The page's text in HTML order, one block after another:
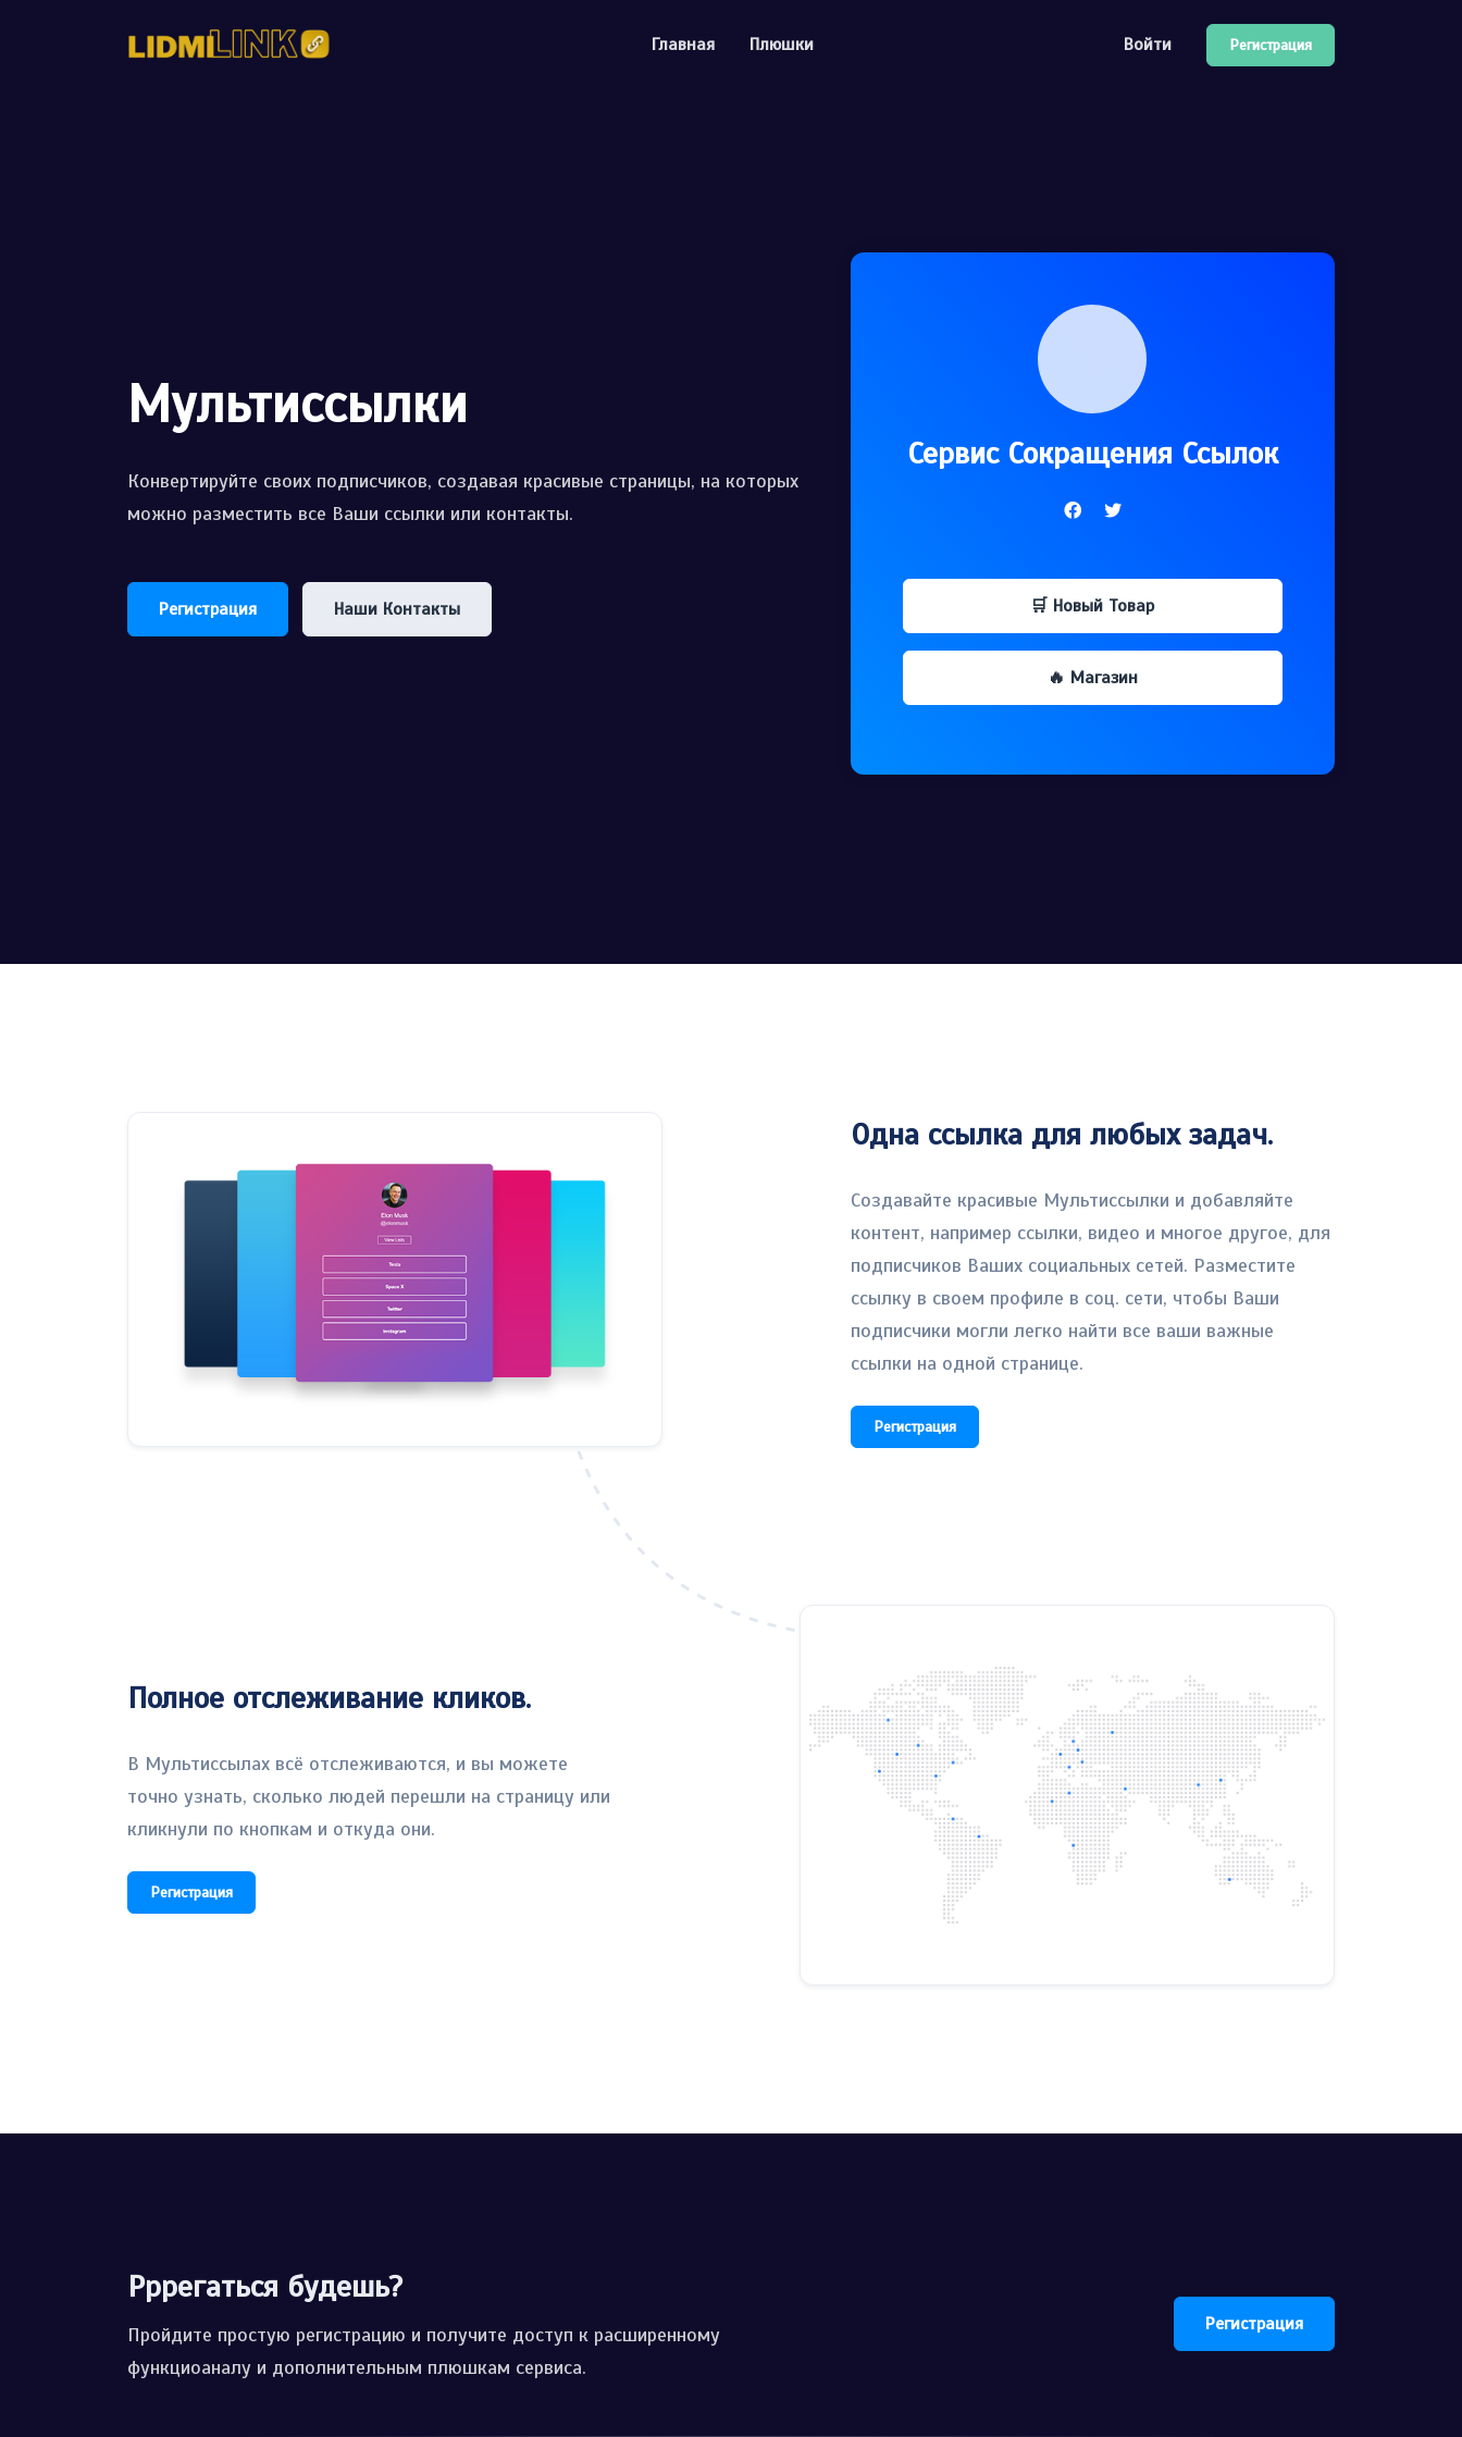
Главная Плюшки
Загляните в наш центр помощи
Войти Регистрация
Мультиссылки
Конвертируйте своих подписчиков, создавая красивые страницы, на которых
можно разместить все Ваши ссылки или контакты.
Регистрация Наши Контакты
Сервис Сокращения Ссылок
🛒 Новый Товар
🔥 Магазин
Одна ссылка для любых задач.
Создавайте красивые Мультиссылки и добавляйте
контент, например ссылки, видео и многое другое, для
подписчиков Ваших социальных сетей. Разместите
ссылку в своем профиле в соц. сети, чтобы Ваши
подписчики могли легко найти все ваши важные
ссылки на одной странице.
Регистрация
Полное отслеживание кликов.
В Мультиссылах всё отслеживаются, и вы можете
точно узнать, сколько людей перешли на страницу или
кликнули по кнопкам и откуда они.
Регистрация
Рррегаться будешь?
Пройдите простую регистрацию и получите доступ к расширенному
функциоаналу и дополнительным плюшкам сервиса.
Регистрация